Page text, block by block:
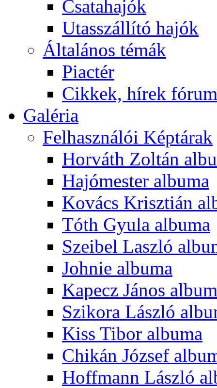
Csatahajók
Utasszállító hajók
Általános témák
Piactér
Cikkek, hírek
Galéria
Felhasználói Képtárak
Horváth Zoltán
Hajómester albuma
Kovács Krisztián
Tóth Gyula albuma
Szeibel Laszló
Johnie albuma
Kapecz János
Szikora László
Kiss Tibor albuma
Chikán József
Hoffmann László